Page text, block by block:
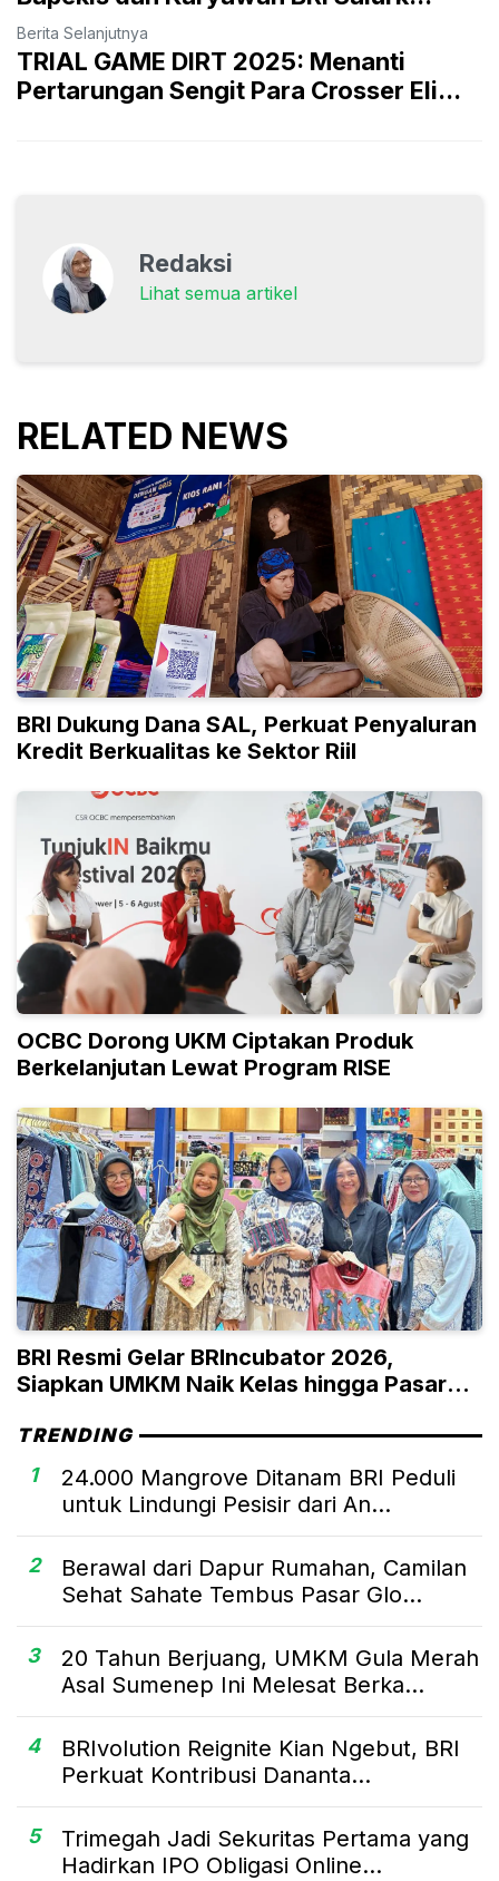
Berita Selanjutnya
TRIAL GAME DIRT 2025: Menanti
Pertarungan Sengit Para Crosser Eli...
Redaksi
Lihat semua artikel
RELATED NEWS
BRI Dukung Dana SAL, Perkuat Penyaluran
Kredit Berkualitas ke Sektor Riil
OCBC Dorong UKM Ciptakan Produk
Berkelanjutan Lewat Program RISE
BRI Resmi Gelar BRIncubator 2026,
Siapkan UMKM Naik Kelas hingga Pasar
TRENDING
1
24.000 Mangrove Ditanam BRI Peduli
untuk Lindungi Pesisir dari An...
2
Berawal dari Dapur Rumahan, Camilan
Sehat Sahate Tembus Pasar Glo...
3
20 Tahun Berjuang, UMKM Gula Merah
Asal Sumenep Ini Melesat Berka...
4
BRIvolution Reignite Kian Ngebut, BRI
Perkuat Kontribusi Dananta...
5
Trimegah Jadi Sekuritas Pertama yang
Hadirkan IPO Obligasi Online...